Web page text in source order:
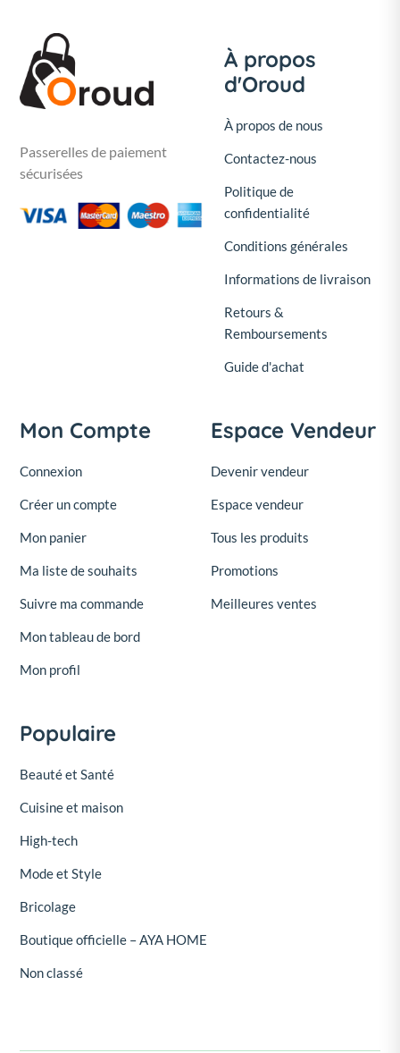
Passerelles de paiement
sécurisées
À propos
d'Oroud
À propos de nous
Contactez-nous
Politique de
confidentialité
Conditions générales
Informations de livraison
Retours &
Remboursements
Guide d'achat
Mon Compte
Connexion
Créer un compte
Mon panier
Ma liste de souhaits
Suivre ma commande
Mon tableau de bord
Mon profil
Espace Vendeur
Devenir vendeur
Espace vendeur
Tous les produits
Promotions
Meilleures ventes
Populaire
Beauté et Santé
Cuisine et maison
High-tech
Mode et Style
Bricolage
Boutique officielle – AYA HOME
Non classé